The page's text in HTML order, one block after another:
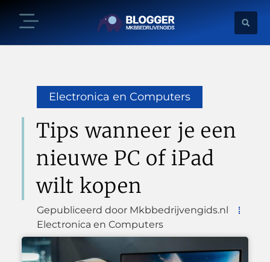
Electronica en Computers
Tips wanneer je een
nieuwe PC of iPad
wilt kopen
Gepubliceerd door Mkbbedrijvengids.nl
Electronica en Computers